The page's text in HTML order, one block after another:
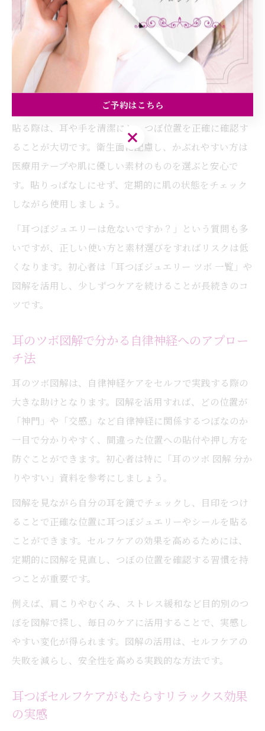
耳つぼジュエリーは、耳つぼを刺激しながらアクセサリ
ー感覚で楽しめるセルフケアアイテムです。自律神経ケ
アを継続するためには、無理なく日常に取り入れられる
ことがポイントとなります。耳つぼジュエリーの貼り替
え目安はおおよそ3日～1週間程度が一般的で、肌の状態
や違和感があれば早めに取り外しましょう。
貼る際は、耳や手を清潔にし、つぼ位置を正確に確認す
ることが大切です。衛生面に配慮し、かぶれやすい方は
医療用テープや肌に優しい素材のものを選ぶと安心で
す。貼りっぱなしにせず、定期的に肌の状態をチェック
しながら使用しましょう。
「耳つぼジュエリーは危ないですか？」という質問も多
いですが、正しい使い方と素材選びをすればリスクは低
くなります。初心者は「耳つぼジュエリー ツボ 一覧」や
図解を活用し、少しずつケアを続けることが長続きのコ
ツです。
耳のツボ図解で分かる自律神経へのアプロー
チ法
耳のツボ図解は、自律神経ケアをセルフで実践する際の
大きな助けとなります。図解を活用すれば、どの位置が
「神門」や「交感」など自律神経に関係するつぼなのか
一目で分かりやすく、間違った位置への貼付や押し方を
防ぐことができます。初心者は特に「耳のツボ 図解 分か
りやすい」資料を参考にしましょう。
図解を見ながら自分の耳を鏡でチェックし、目印をつけ
ることで正確な位置に耳つぼジュエリーやシールを貼る
ことができます。セルフケアの効果を高めるためには、
定期的に図解を見直し、つぼの位置を確認する習慣を持
つことが重要です。
例えば、肩こりやむくみ、ストレス緩和など目的別のつ
ぼを図解で探し、毎日のケアに活用することで、実感し
やすい変化が得られます。図解の活用は、セルフケアの
失敗を減らし、安全性を高める実践的な方法です。
耳つぼセルフケアがもたらすリラックス効果
の実感
ご予約はこちら
ご予約はこちら